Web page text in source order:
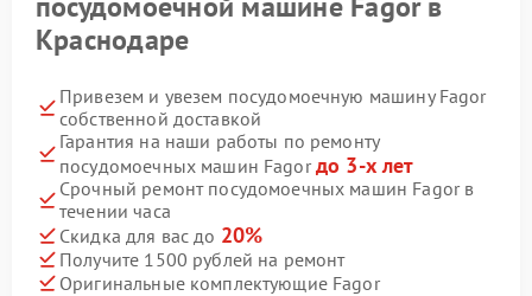
Краснодаре
Привезем и увезем посудомоечную машину Fagor
собственной доставкой
Гарантия на наши работы по ремонту
посудомоечных машин Fagorдо 3-х лет
Срочный ремонт посудомоечных машин Fagor в
течении часа
Скидка для вас до 20%
Получите 1500 рублей на ремонт
Оригинальные комплектующие Fagor